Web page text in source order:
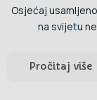
Osjećaj
na svijetu
Pročitaj više